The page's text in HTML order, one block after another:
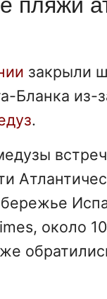
закрыли
Бланка из-
.
около